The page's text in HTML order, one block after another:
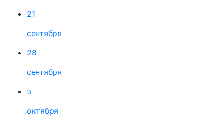
21
сентября
28
сентября
5
октября